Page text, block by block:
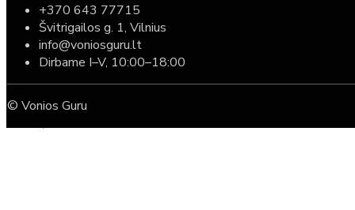
Komplektas: Tece potinkinis WC rėmas su baltu
mygtuku + Deante Peonia Rimless klozetas su
587,00€
389,00€
+370 643 77715
Švitrigailos g. 1, Vilnius
info@voniosguru.lt
Dirbame I–V, 10:00–18:00
© Vonios Guru